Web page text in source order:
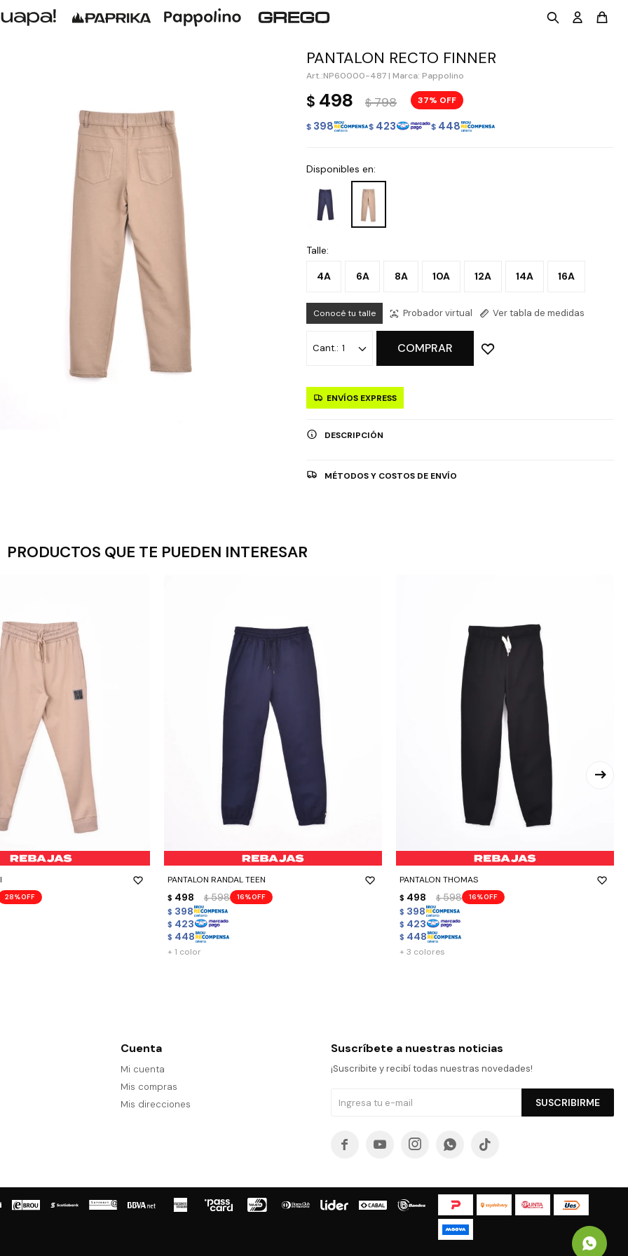
PANTALON RECTO FINNER
NP60000-487 | Marca: Pappolino
$ 498 $ 798 37
$ 398 $ 423 $ 448
Disponibles en:
Talle:
4A 6A 8A 10A 12A 14A 16A
Conocé tu talle Probador virtual Ver tabla de medidas
1 COMPRAR
ENVÍOS EXPRESS
DESCRIPCIÓN
MÉTODOS Y COSTOS DE ENVÍO
PRODUCTOS QUE TE PUEDEN INTERESAR
28
PANTALON RANDAL TEEN
$ 498 $ 598 16
$ 398
$ 423
$ 448
- +
+ 1 color
PANTALON THOMAS
$ 498 $ 598 16
$ 398
$ 423
$ 448
- +
+ 3 colores
Cuenta
Mi cuenta
Mis compras
Mis direcciones
Suscríbete a nuestras noticias
¡Suscribite y recibí todas nuestras novedades!
SUSCRIBIRME
    